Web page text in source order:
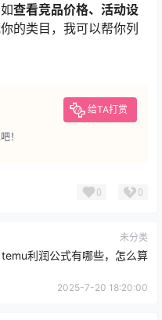
查看竞品价格、活动设
的类目，我可以帮你列
给TA打赏
！
0 0
未分类
temu利润公式有哪些，怎么算
2025-7-20 18:20:00